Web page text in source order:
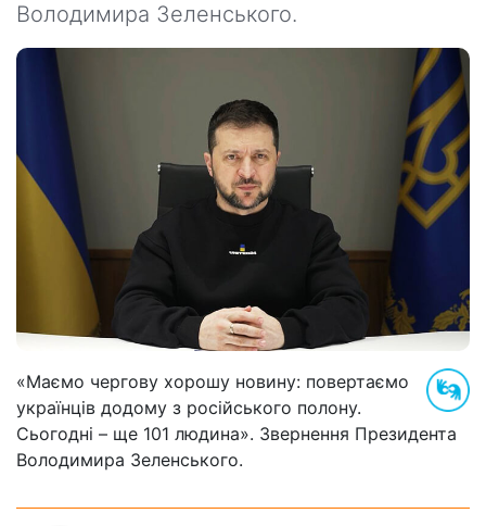
Володимира Зеленського.
«Маємо чергову хорошу новину: повертаємо
українців додому з російського полону.
Сьогодні – ще 101 людина». Звернення Президента
Володимира Зеленського.